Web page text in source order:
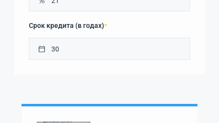
Срок кредита (в годах)*